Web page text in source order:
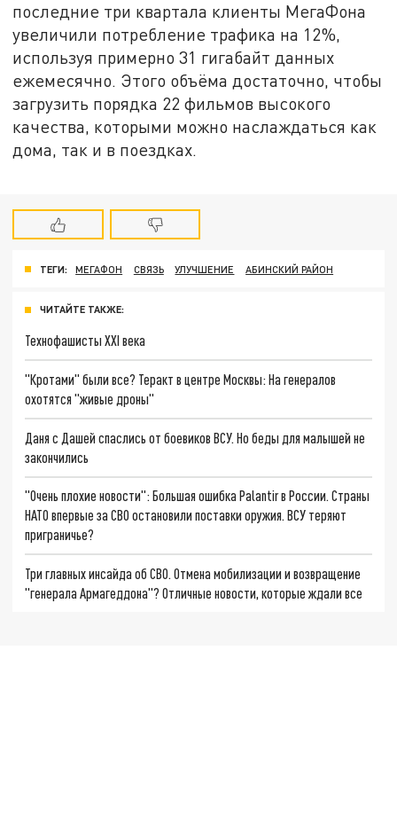
последние три квартала клиенты МегаФона
увеличили потребление трафика на 12%,
используя примерно 31 гигабайт данных
ежемесячно. Этого объёма достаточно, чтобы
загрузить порядка 22 фильмов высокого
качества, которыми можно наслаждаться как
дома, так и в поездках.
ТЕГИ: МЕГАФОН СВЯЗЬ УЛУЧШЕНИЕ АБИНСКИЙ РАЙОН
ЧИТАЙТЕ ТАКЖЕ:
Технофашисты XXI века
"Кротами" были все? Теракт в центре Москвы: На генералов
охотятся "живые дроны"
Даня с Дашей спаслись от боевиков ВСУ. Но беды для малышей не
закончились
"Очень плохие новости": Большая ошибка Palantir в России. Страны
НАТО впервые за СВО остановили поставки оружия. ВСУ теряют
приграничье?
Три главных инсайда об СВО. Отмена мобилизации и возвращение
"генерала Армагеддона"? Отличные новости, которые ждали все